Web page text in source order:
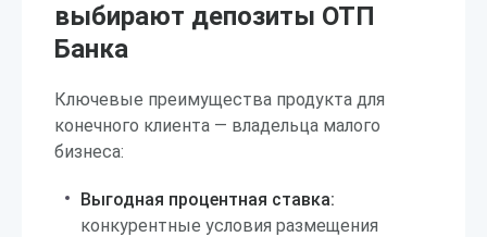
выбирают депозиты ОТП
Банка
Ключевые преимущества продукта для
конечного клиента — владельца малого
бизнеса:
Выгодная процентная ставка:
конкурентные условия размещения